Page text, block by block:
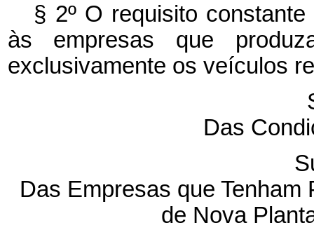
§ 2º O requisito
às empresas que
exclusivamente os veículos
Das
Das Empresas que
de Nova